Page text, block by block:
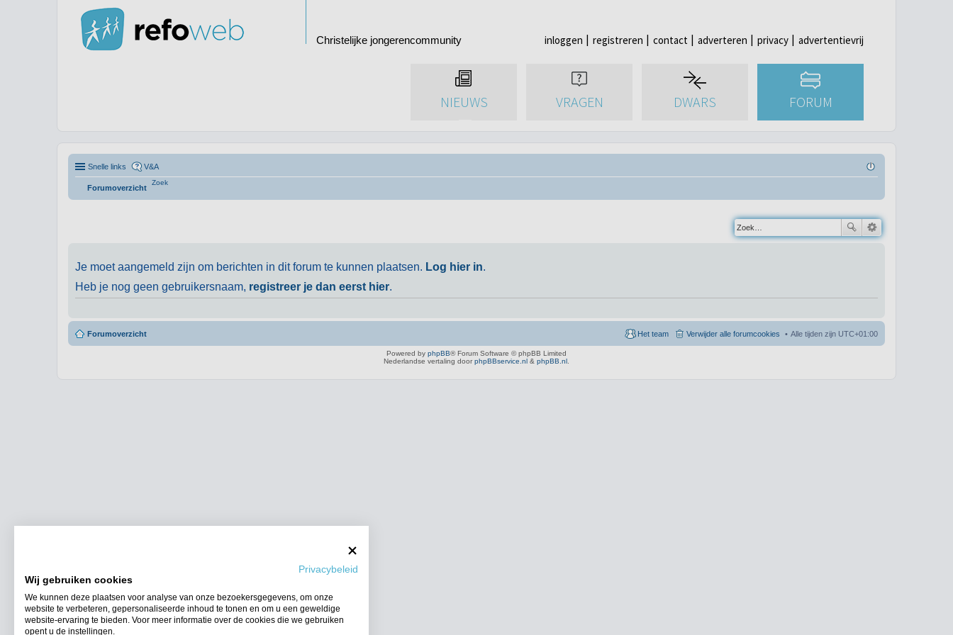
Christelijke jongerencommunity inloggen registreren contact adverteren privacy advertentievrij
NIEUWS VRAGEN DWARS FORUM
Snelle links V&A
Forumoverzicht
Zoek
Je moet aangemeld zijn om berichten in dit forum te kunnen plaatsen. Log hier in.
Heb je nog geen gebruikersnaam, registreer je dan eerst hier.
Forumoverzicht Alle tijden zijn UTC+01:00
Verwijder alle forumcookies
Het team
Powered by phpBB® Forum Software © phpBB Limited
Nederlandse vertaling door phpBBservice.nl & phpBB.nl
Privacybeleid
Wij gebruiken cookies
We kunnen deze plaatsen voor analyse van onze bezoekersgegevens, om onze
website te verbeteren, gepersonaliseerde inhoud te tonen en om u een geweldige
website-ervaring te bieden. Voor meer informatie over de cookies die we gebruiken
opent u de instellingen.